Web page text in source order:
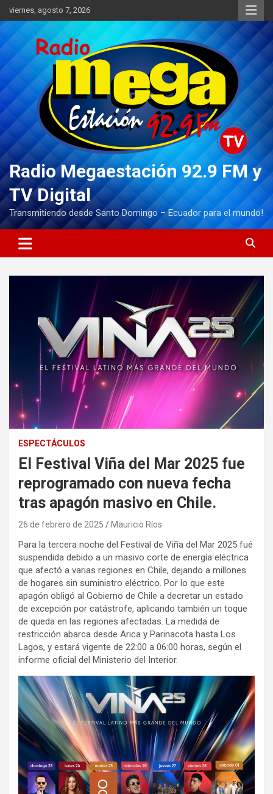
Saltar
al
contenido
viernes, agosto 7, 2026
Radio Megaestación 92.9 FM y
TV Digital
Transmitiendo desde Santo Domingo – Ecuador para el mundo!
ESPECTÁCULOS
El Festival Viña del Mar 2025 fue
reprogramado con nueva fecha
tras apagón masivo en Chile.
26 de febrero de 2025 Mauricio Ríos
Para la tercera noche del Festival de Viña del Mar 2025 fué
suspendida debido a un masivo corte de energía eléctrica
que afectó a varias regiones en Chile, dejando a millones
de hogares sin suministro eléctrico. Por lo que este
apagón obligó al Gobierno de Chile a decretar un estado
de excepción por catástrofe, aplicando también un toque
de queda en las regiones afectadas. La medida de
restricción abarca desde Arica y Parinacota hasta Los
Lagos, y estará vigente de 22:00 a 06:00 horas, según el
informe oficial del Ministerio del Interior.